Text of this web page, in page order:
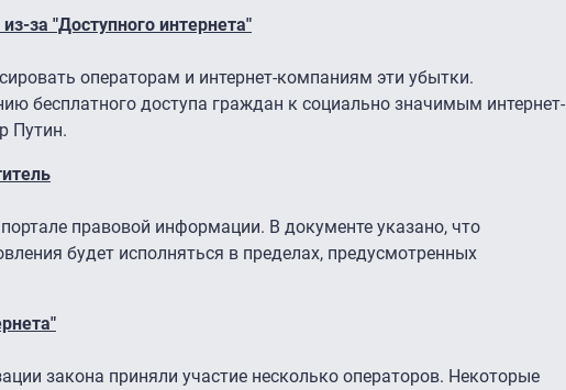
за "Доступного интернета"
операторам и интернет-компаниям эти убытки.
бесплатного доступа граждан к социально значимым интернет-
Путин.
правовой информации. В документе указано, что
будет исполняться в пределах, предусмотренных
закона приняли участие несколько операторов. Некоторые